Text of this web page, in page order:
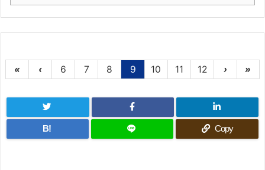
« ‹ 6 7 8 9 10 11 12 › »
B! Copy